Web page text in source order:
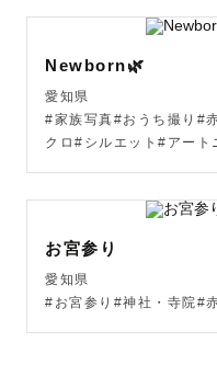
Newborn🌿
愛知県
#家族写真#おうち撮り#
クロ#シルエット#アート
お宮参り
愛知県
#お宮参り#神社・寺院#